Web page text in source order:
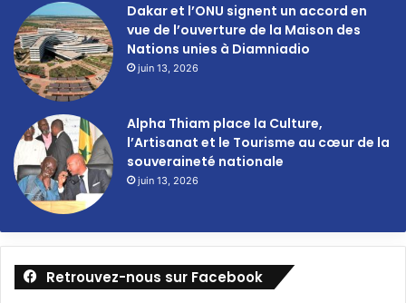
Dakar et l’ONU signent un accord en
vue de l’ouverture de la Maison des
Nations unies à Diamniadio
juin 13, 2026
Alpha Thiam place la Culture,
l’Artisanat et le Tourisme au cœur de la
souveraineté nationale
juin 13, 2026
Retrouvez-nous sur Facebook